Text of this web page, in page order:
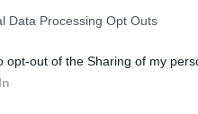
Data Processing Opt Outs
opt-out of the Sharing of my
χαβά του…